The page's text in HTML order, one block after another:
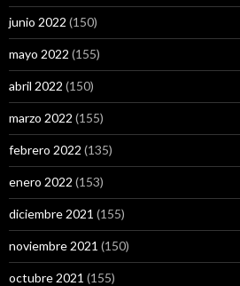
junio 2022 (150)
mayo 2022 (155)
abril 2022 (150)
marzo 2022 (155)
febrero 2022 (135)
enero 2022 (153)
diciembre 2021 (155)
noviembre 2021 (150)
octubre 2021 (155)